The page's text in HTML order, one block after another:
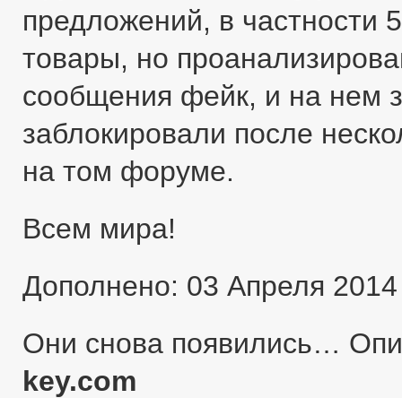
предложений, в частности
товары, но
сообщения фейк, и на нем
заблокировали после
на том форуме.
Всем мира!
Дополнено: 03 Апреля 2014
Они снова появились…
key.com